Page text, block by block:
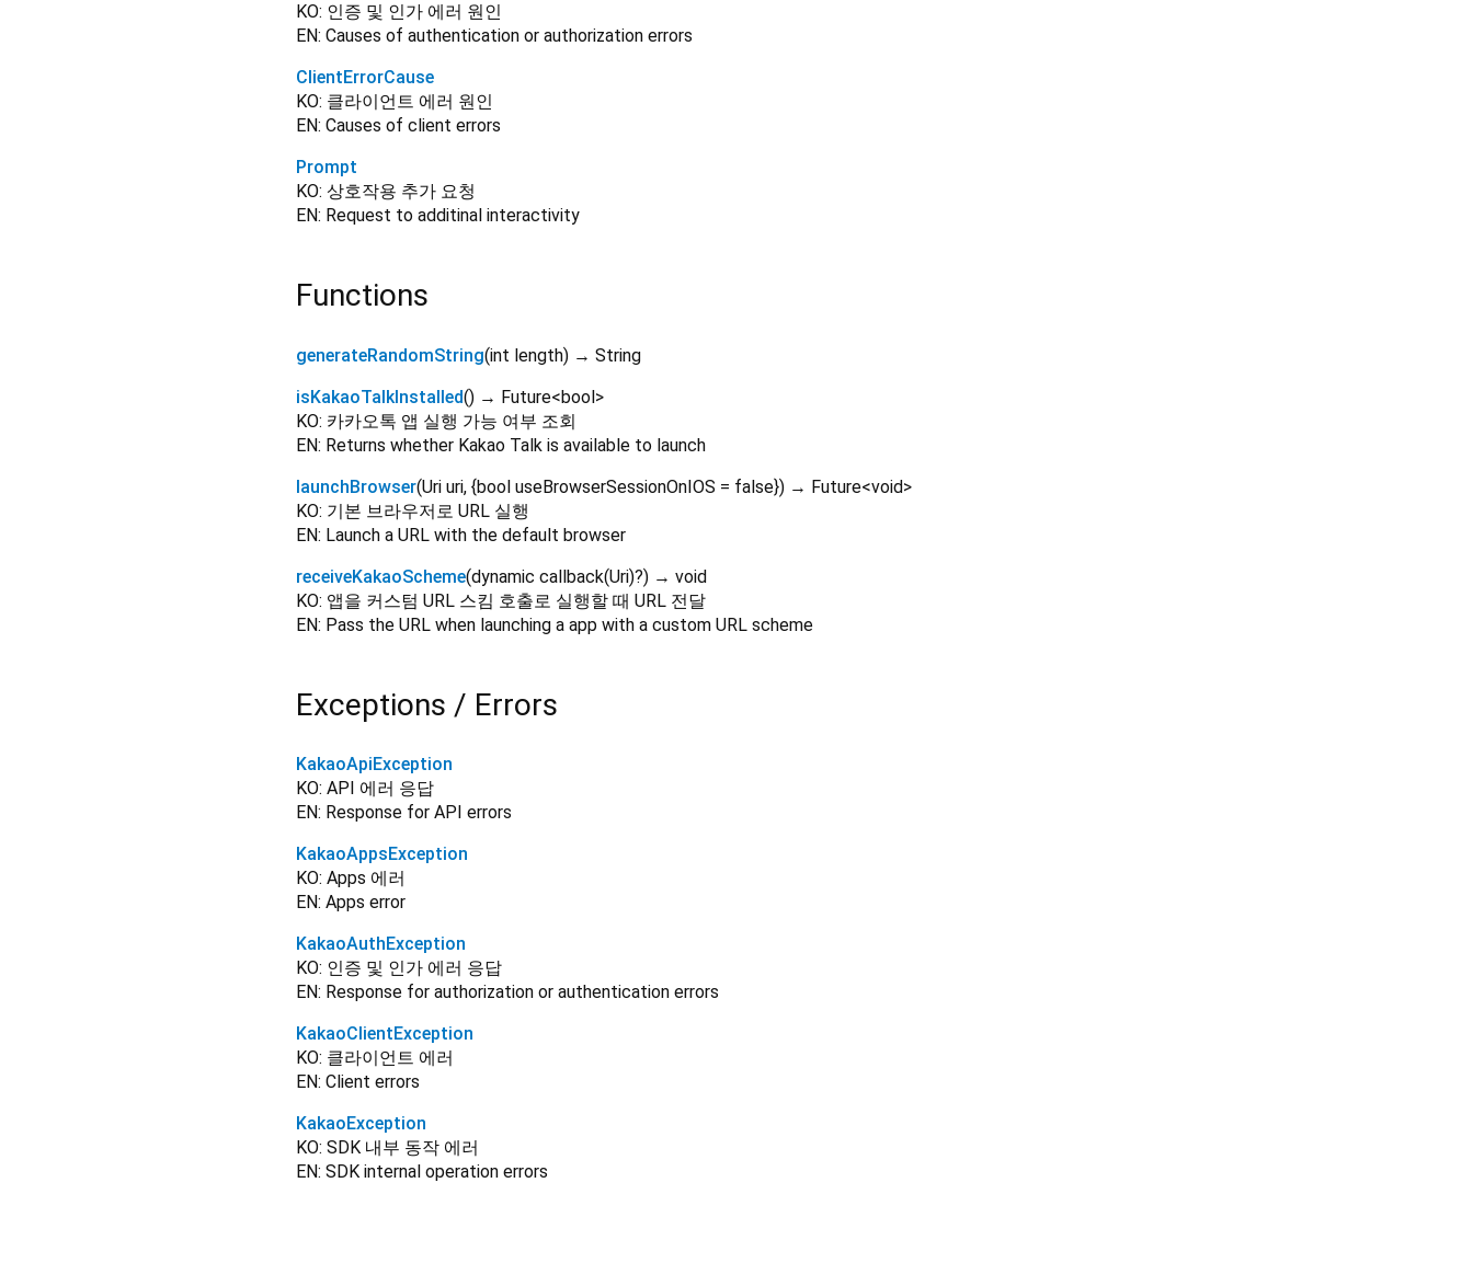
KO: 인증 및 인가 에러 원인
EN: Causes of authentication or authorization errors
ClientErrorCause
KO: 클라이언트 에러 원인
EN: Causes of client errors
Prompt
KO: 상호작용 추가 요청
EN: Request to additinal interactivity
Functions
generateRandomString(int length) → String
isKakaoTalkInstalled() → Future<bool>
KO: 카카오톡 앱 실행 가능 여부 조회
EN: Returns whether Kakao Talk is available to launch
launchBrowser(Uri uri, {bool useBrowserSessionOnIOS = false}) → Future<void>
KO: 기본 브라우저로 URL 실행
EN: Launch a URL with the default browser
receiveKakaoScheme(dynamic callback(Uri)?) → void
KO: 앱을 커스텀 URL 스킴 호출로 실행할 때 URL 전달
EN: Pass the URL when launching a app with a custom URL scheme
Exceptions / Errors
KakaoApiException
KO: API 에러 응답
EN: Response for API errors
KakaoAppsException
KO: Apps 에러
EN: Apps error
KakaoAuthException
KO: 인증 및 인가 에러 응답
EN: Response for authorization or authentication errors
KakaoClientException
KO: 클라이언트 에러
EN: Client errors
KakaoException
KO: SDK 내부 동작 에러
EN: SDK internal operation errors